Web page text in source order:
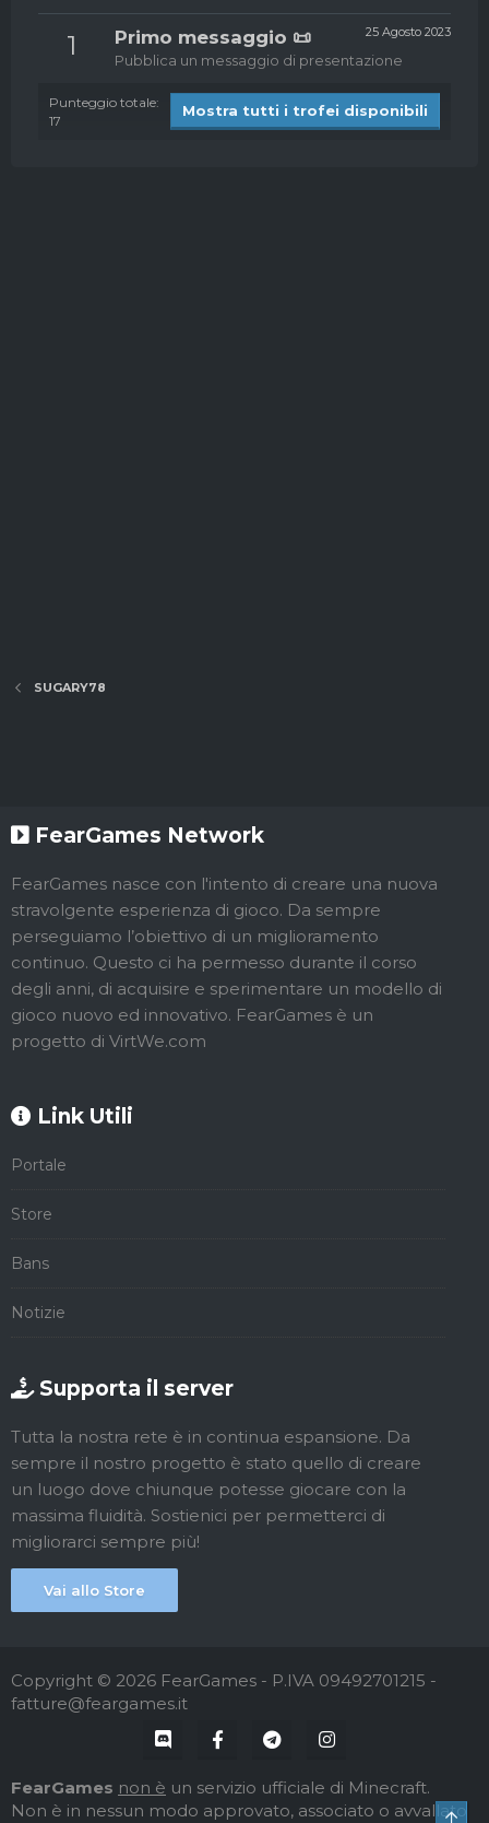
1 25 Agosto 2023
Primo messaggio 📜
Pubblica un messaggio di presentazione
Punteggio totale:
17
Mostra tutti i trofei disponibili
SUGARY78
FearGames Network
FearGames nasce con l'intento di creare una nuova
stravolgente esperienza di gioco. Da sempre
perseguiamo l’obiettivo di un miglioramento
continuo. Questo ci ha permesso durante il corso
degli anni, di acquisire e sperimentare un modello di
gioco nuovo ed innovativo. FearGames è un
progetto di VirtWe.com
Link Utili
Portale
Store
Bans
Notizie
Supporta il server
Tutta la nostra rete è in continua espansione. Da
sempre il nostro progetto è stato quello di creare
un luogo dove chiunque potesse giocare con la
massima fluidità. Sostienici per permetterci di
migliorarci sempre più!
Vai allo Store
Copyright © 2026 FearGames - P.IVA 09492701215 -
fatture@feargames.it
FearGames non è un servizio ufficiale di Minecraft.
Non è in nessun modo approvato, associato o avvallatoTop